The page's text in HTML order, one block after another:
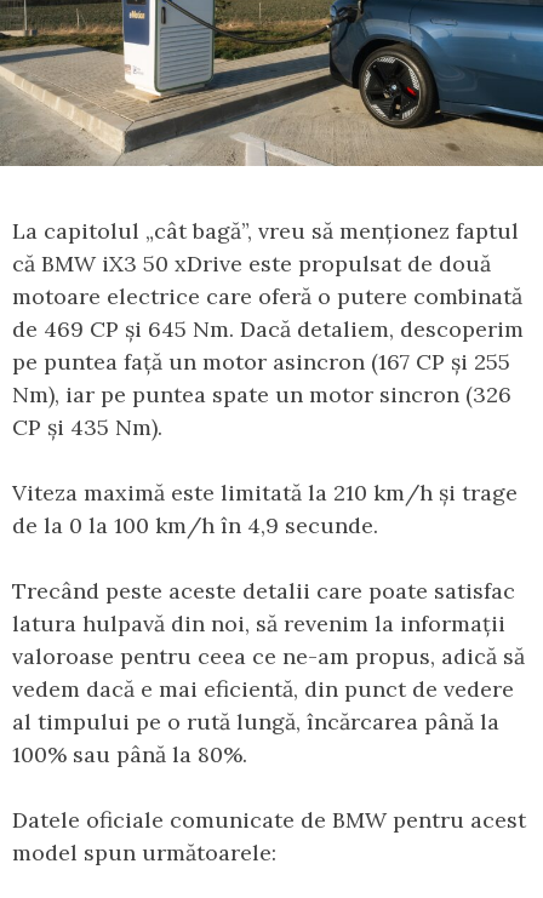
La capitolul „cât bagă”, vreu să menționez faptul
că BMW iX3 50 xDrive este propulsat de două
motoare electrice care oferă o putere combinată
de 469 CP și 645 Nm. Dacă detaliem, descoperim
pe puntea față un motor asincron (167 CP și 255
Nm), iar pe puntea spate un motor sincron (326
CP și 435 Nm).
Viteza maximă este limitată la 210 km/h și trage
de la 0 la 100 km/h în 4,9 secunde.
Trecând peste aceste detalii care poate satisfac
latura hulpavă din noi, să revenim la informații
valoroase pentru ceea ce ne-am propus, adică să
vedem dacă e mai eficientă, din punct de vedere
al timpului pe o rută lungă, încărcarea până la
100% sau până la 80%.
Datele oficiale comunicate de BMW pentru acest
model spun următoarele: